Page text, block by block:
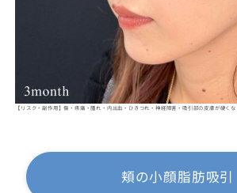
【リスク・副作用】傷・疼痛・腫れ・内出血・ひきつれ・神経障害・吸引部の皮膚が硬く
頬の小顔脂肪吸引